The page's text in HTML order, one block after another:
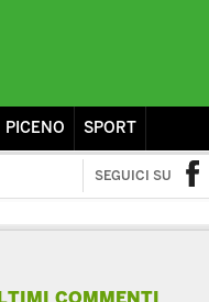
PICENO SPORT
SEGUICI SU